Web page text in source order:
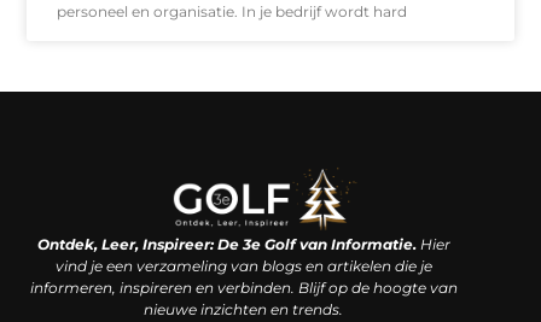
personeel en organisatie. In je bedrijf wordt hard
Ontdek, Leer, Inspireer: De 3e Golf van Informatie.Hier
vind je een verzameling van blogs en artikelen die je
informeren, inspireren en verbinden. Blijf op de hoogte van
nieuwe inzichten en trends.